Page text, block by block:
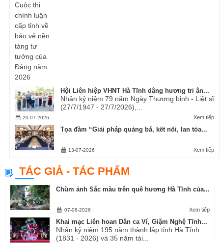
Hội Liên hiệp VHNT Hà Tĩnh dâng hương tri ân...
Nhân kỷ niệm 79 năm Ngày Thương binh - Liệt sĩ
(27/7/1947 - 27/7/2026),...
Xem tiếp
20-07-2026
Tọa đàm “Giải pháp quảng bá, kết nối, lan tỏa...
Xem tiếp
13-07-2026
TÁC GIẢ - TÁC PHẨM
Chùm ảnh Sắc màu trên quê hương Hà Tĩnh của...
Xem tiếp
07-08-2026
Khai mạc Liên hoan Dân ca Ví, Giặm Nghệ Tĩnh...
Nhân kỷ niệm 195 năm thành lập tỉnh Hà Tĩnh
(1831 - 2026) và 35 năm tái...